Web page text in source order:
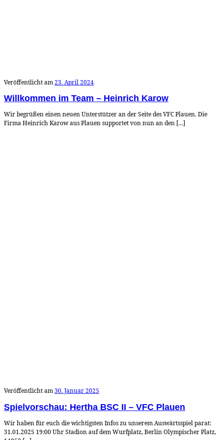
Veröffentlicht am23. April 2024
Willkommen im Team – Heinrich Karow
Wir begrüßen einen neuen Unterstützer an der Seite des VFC Plauen. Die
Firma Heinrich Karow aus Plauen supportet von nun an den […]
Veröffentlicht am30. Januar 2025
Spielvorschau: Hertha BSC II – VFC Plauen
Wir haben für euch die wichtigsten Infos zu unserem Auswärtsspiel parat:
31.01.2025 19:00 Uhr Stadion auf dem Wurfplatz, Berlin Olympischer Platz,